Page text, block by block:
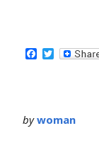
Facebook
Twitter
bywoman